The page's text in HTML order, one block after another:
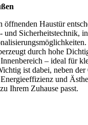
öffnenden Haustür
und Sicherheitstechnik,
durch hohe
– ideal für
ist dabei, neben
und
Ihrem Zuhause passt.